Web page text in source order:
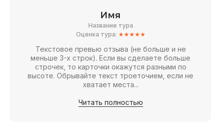
Имя
Название тура
Оценка тура: ★★★★★
Текстовое превью отзыва (не больше и не
меньше 3-х строк). Если вы сделаете больше
строчек, то карточки окажутся разными по
высоте. Обрывайте текст троеточием, если не
хватает места...
Читать полностью